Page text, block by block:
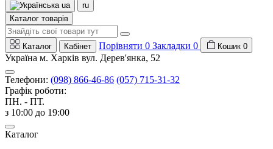
ua
ru
Каталог товарів
Каталог Кабінет Порівняти 0 Закладки 0 Кошик 0
Україна м. Харків вул. Дерев'янка, 52
Телефони: (098) 866-46-86 (057) 715-31-32
Графік роботи:
ПН. - ПТ.
з 10:00 до 19:00
Каталог